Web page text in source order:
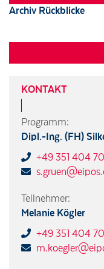
Archiv Rückblicke
KONTAKT
Programm:
Dipl.-Ing. (FH)
+49 351 404
Teilnehmer:
Melanie Kögler
+49 351 404
für soziale Medien
Medien und Werbung
dazu finden Sie in
Notwendige
Marketing-
Nur
Impressum